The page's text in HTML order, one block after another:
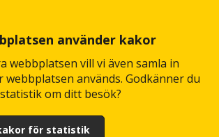
använder kakor
webbplatsen vill vi även samla in
används. Godkänner du
om ditt besök?
för statistik